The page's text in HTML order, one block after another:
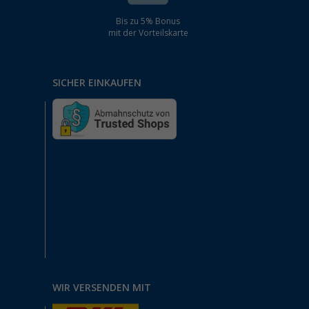
Bis zu 5% Bonus
mit der Vorteilskarte
SICHER EINKAUFEN
WIR VERSENDEN MIT